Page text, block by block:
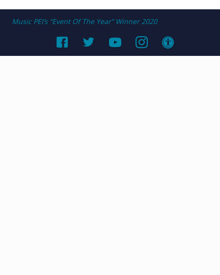
Music PEI’s “Event Of The Year” Winner 2020